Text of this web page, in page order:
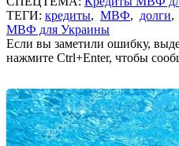
ТЕГИ: кредиты, МВФ, долги,
МВФ для Украины
Если вы заметили ошибку,
нажмите Ctrl+Enter, чтобы